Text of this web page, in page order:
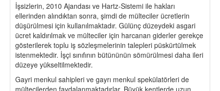
İşsizlerin, 2010 Ajandası ve Hartz-Sistemi ile hakları
ellerinden alındıktan sonra, şimdi de mülteciler ücretlerin
düşürülmesi için kullanılmaktadır. Gülünç düzeydeki asgari
ücret kaldırılmak ve mülteciler için harcanan giderler gerekçe
gösterilerek toplu iş sözleşmelerinin talepleri püskürtülmek
istenmektedir. İşçi sınıfının bütününün sömürülmesi daha ileri
düzeye yükseltilmektedir.
Gayri menkul sahipleri ve gayrı menkul spekülatörleri de
mültecilerden faydalanmaktadırlar. Büyük kentlerde uzun